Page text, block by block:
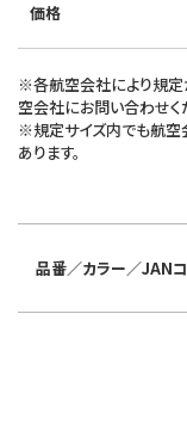
価格
※各航空会社により規定
空会社にお問い合わせく
※規定サイズ内でも航
あります。
品番／カラー／JAN